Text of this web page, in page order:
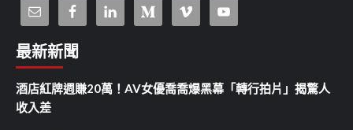
最新新聞
酒店紅牌週賺20萬！AV女優喬喬爆黑幕「轉行拍片」揭驚人
收入差